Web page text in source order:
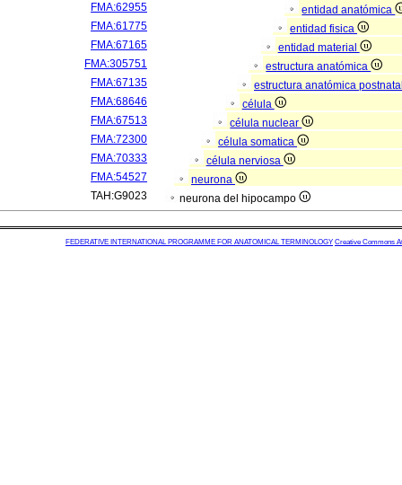
FMA:62955
entidad anatómica
FMA:61775
entidad fisica
FMA:67165
entidad material
FMA:305751
estructura anatómica
FMA:67135
estructura anatómica
FMA:68646
célula
FMA:67513
célula nuclear
FMA:72300
célula somatica
FMA:70333
célula nerviosa
FMA:54527
neurona
TAH:G9023
neurona del hipocampo
FEDERATIVE INTERNATIONAL PROGRAMME FOR ANATOMICAL TERMINOLOGY Creative Commons